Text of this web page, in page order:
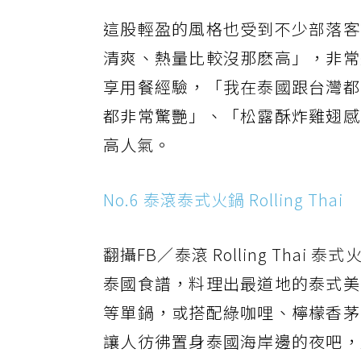
這股輕盈的風格也受到不少部落
清爽、熱量比較沒那麽高」，非
享用餐經驗，「我在泰國跟台灣
都非常驚艷」、「松露酥炸雞翅
高人氣。
No.6 泰滾泰式火鍋 Rolling Thai
翻攝FB／泰滾 Rolling Thai 泰式
泰國食譜，料理出最道地的泰式
等單鍋，或搭配綠咖哩、檸檬香
讓人彷彿置身泰國海岸邊的夜吧